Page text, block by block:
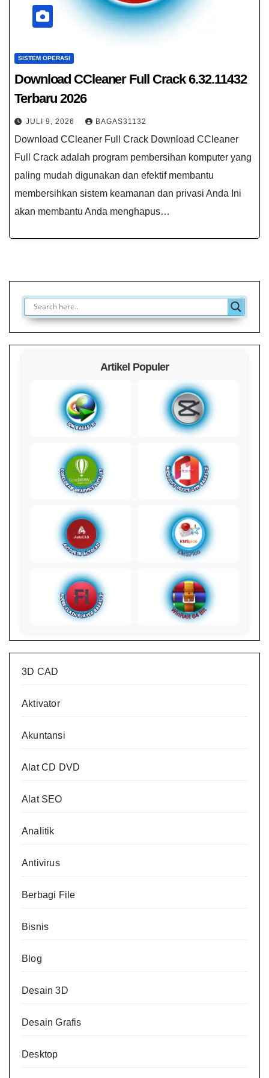
SISTEM OPERASI
Download CCleaner Full Crack​ 6.32.11432
Terbaru 2026
JULI 9, 2026 BAGAS31132
Download CCleaner Full Crack Download CCleaner
Full Crack adalah program pembersihan komputer yang
paling mudah digunakan dan efektif membantu
membersihkan sistem keamanan dan privasi Anda Ini
akan membantu Anda menghapus…
Artikel Populer
3D CAD
Aktivator
Akuntansi
Alat CD DVD
Alat SEO
Analitik
Antivirus
Berbagi File
Bisnis
Blog
Desain 3D
Desain Grafis
Desktop